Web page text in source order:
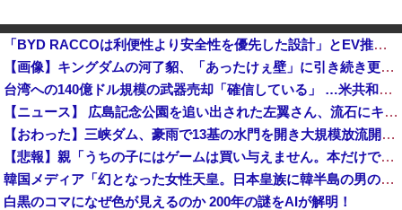
「BYD RACCOは利便性より安全性を優先した設計」とEV推進派がスカスカ構造を絶賛、これがRAC
【画像】キングダムの河了貂、「あったけぇ壁」に引き続き更に味方をぶっ殺す作戦を実行する他
台湾への140億ドル規模の武器売却「確信している」 …米共和党重鎮、マコール議員が表明！
【ニュース】 広島記念公園を追い出された左翼さん、流石にキモすぎて炎上
【おわった】三峡ダム、豪雨で13基の水門を開き大規模放流開始か 下流の工場地帯に洪水流入で崩壊はじまる
【悲報】親「うちの子にはゲームは買い与えません。本だけで十分」→結果ｗｗｗ
韓国メディア「幻となった女性天皇。日本皇族に韓半島の男の血が入る可能性がゼロに・・・」
白黒のコマになぜ色が見えるのか 200年の謎をAIが解明！